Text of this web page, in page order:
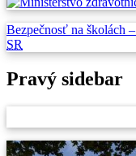
Bezpečnosť na školách –
SR
Pravý sidebar